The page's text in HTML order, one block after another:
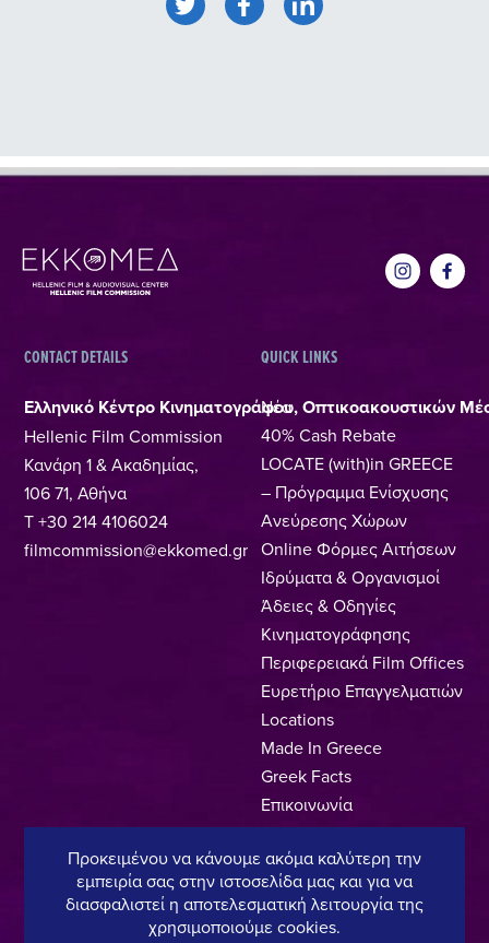
CONTACT DETAILS
Ελληνικό Κέντρο Κινηματογράφου, Οπτικοακουστικών
Hellenic Film Commission
Κανάρη 1 & Ακαδημίας,
106 71, Αθήνα
T +30 214 4106024
filmcommission@ekkomed.gr
QUICK LINKS
Νέα
40% Cash Rebate
LOCATE (with)in GREECE
– Πρόγραμμα Ενίσχυσης
Ανεύρεσης Χώρων
Online Φόρμες Αιτήσεων
Ιδρύματα & Οργανισμοί
Άδειες & Οδηγίες
Κινηματογράφησης
Περιφερειακά Film Offices
Ευρετήριο Επαγγελματιών
Locations
Made In Greece
Greek Facts
Επικοινωνία
Πολιτική Απορρήτου Όροι Χρήσης Πολιτική Cookies
Προκειμένου να κάνουμε ακόμα καλύτερη την
εμπειρία σας στην ιστοσελίδα μας και για να
διασφαλιστεί η αποτελεσματική λειτουργία της
χρησιμοποιούμε cookies.